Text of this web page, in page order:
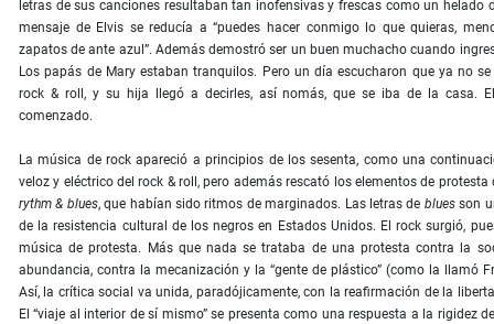
letras de sus canciones resultaban tan inofensivas y frescas como un helado
mensaje de Elvis se reducía a “puedes hacer conmigo lo que quieras,
zapatos de ante azul”. Además demostró ser un buen muchacho cuando
Los papás de Mary estaban tranquilos. Pero un día escucharon que ya no
rock & roll, y su hija llegó a decirles, así nomás, que se iba de la casa.
comenzado.
La música de rock apareció a principios de los sesenta, como una
veloz y eléctrico del rock & roll, pero además rescató los elementos de protesta
rythm & blues, que habían sido ritmos de marginados. Las letras de bluesson
de la resistencia cultural de los negros en Estados Unidos. El rock surgió,
música de protesta. Más que nada se trataba de una protesta contra la
abundancia, contra la mecanización y la “gente de plástico” (como la llamó
Así, la crítica social va unida, paradójicamente, con la reafirmación de la
El “viaje al interior de sí mismo” se presenta como una respuesta a la rigidez